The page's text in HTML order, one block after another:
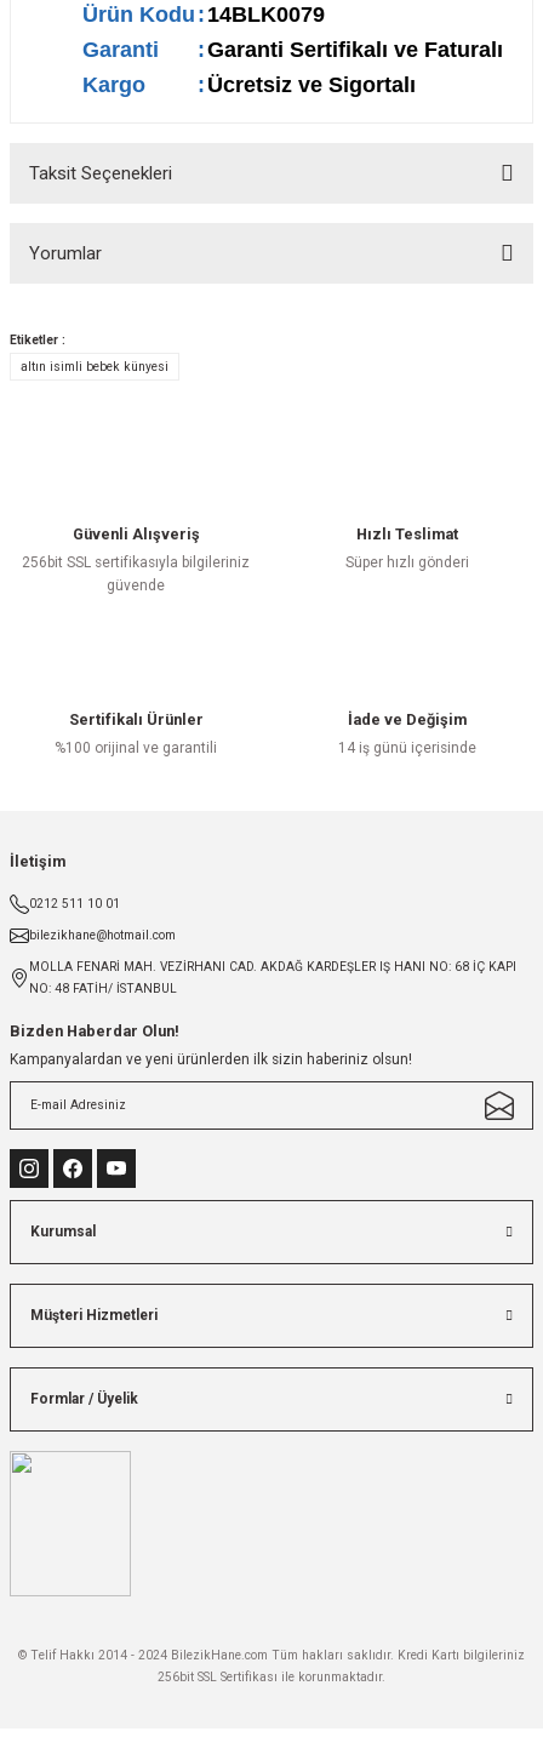
Ürün Kodu : 14BLK0079
Garanti
:Garanti Sertifikalı ve Faturalı
Kargo
: Ücretsiz ve Sigortalı
Taksit Seçenekleri
Yorumlar
Etiketler :
altın isimli bebek künyesi
Güvenli Alışveriş
256bit SSL sertifikasıyla bilgileriniz
güvende
Hızlı Teslimat
Süper hızlı gönderi
Sertifikalı Ürünler
%100 orijinal ve garantili
İade ve Değişim
14 iş günü içerisinde
İletişim
0212 511 10 01
bilezikhane@hotmail.com
MOLLA FENARİ MAH. VEZİRHANI CAD. AKDAĞ KARDEŞLER IŞ HANI NO: 68 İÇ KAPI
NO: 48 FATİH/ İSTANBUL
Bizden Haberdar Olun!
Kampanyalardan ve yeni ürünlerden ilk sizin haberiniz olsun!
Kurumsal
Müşteri Hizmetleri
Formlar / Üyelik
© Telif Hakkı 2014 - 2024 BilezikHane.com Tüm hakları saklıdır. Kredi Kartı bilgileriniz
256bit SSL Sertifikası ile korunmaktadır.